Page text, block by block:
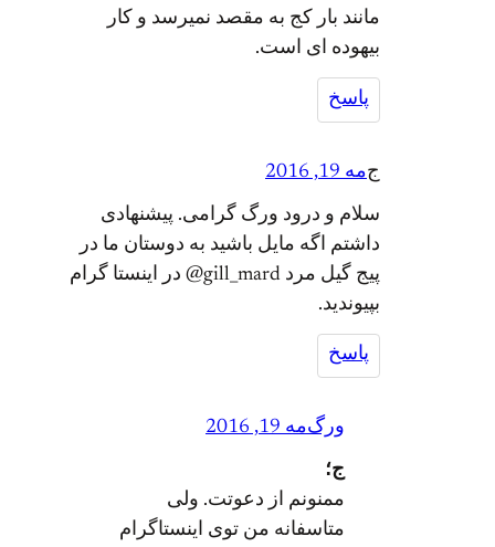
مانند بار کج به مقصد نمیرسد و کار
بیهوده ای است.
پاسخ
جمه 19, 2016
سلام و درود ورگ گرامی. پیشنهادی
داشتم اگه مایل باشید به دوستان ما در
پیج گیل مرد gill_mard@ در اینستا گرام
بپیوندید.
پاسخ
ورگمه 19, 2016
ج؛
ممنونم از دعوتت. ولی
متاسفانه من توی اینستاگرام